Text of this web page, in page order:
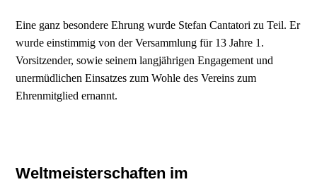
Eine ganz besondere Ehrung wurde Stefan Cantatori zu Teil. Er
wurde einstimmig von der Versammlung für 13 Jahre 1.
Vorsitzender, sowie seinem langjährigen Engagement und
unermüdlichen Einsatzes zum Wohle des Vereins zum
Ehrenmitglied ernannt.
Weltmeisterschaften im